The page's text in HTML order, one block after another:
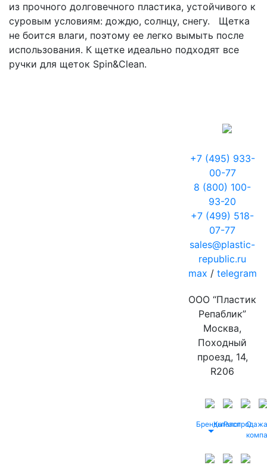
из прочного долговечного пластика, устойчивого к
суровым условиям: дождю, солнцу, снегу. Щетка
не боится влаги, поэтому ее легко вымыть после
использования. К щетке идеально подходят все
ручки для щеток Spin&Clean.
+7 (495) 933-
00-77
8 (800) 100-
93-20
+7 (499) 518-
07-77
sales@plastic-
republic.ru
max / telegram
ООО “Пластик
Репаблик”
Москва,
Походный
проезд, 14,
R206
БрендыКаталог
Распродажа
О